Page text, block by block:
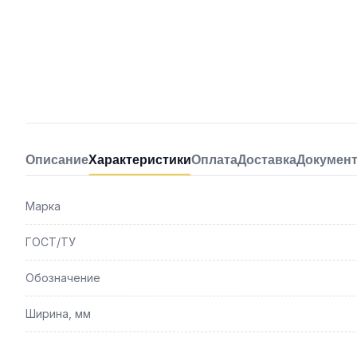
ОписаниеХарактеристикиОплатаДоставка
Марка
ГОСТ/ТУ
Обозначение
Ширина, мм